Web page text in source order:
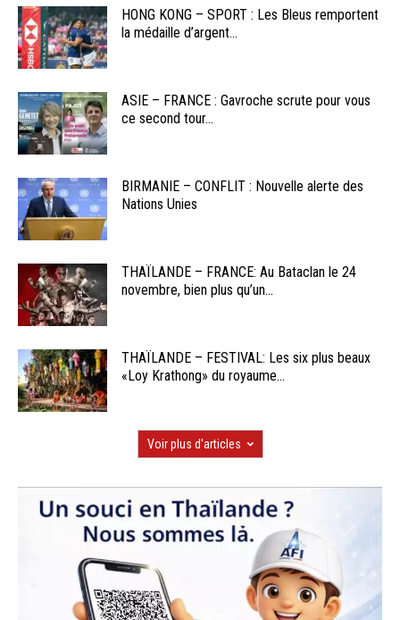
HONG KONG – SPORT : Les Bleus remportent
la médaille d’argent...
ASIE – FRANCE : Gavroche scrute pour vous
ce second tour...
BIRMANIE – CONFLIT : Nouvelle alerte des
Nations Unies
THAÏLANDE – FRANCE: Au Bataclan le 24
novembre, bien plus qu’un...
THAÏLANDE – FESTIVAL: Les six plus beaux
«Loy Krathong» du royaume...
Voir plus d'articles